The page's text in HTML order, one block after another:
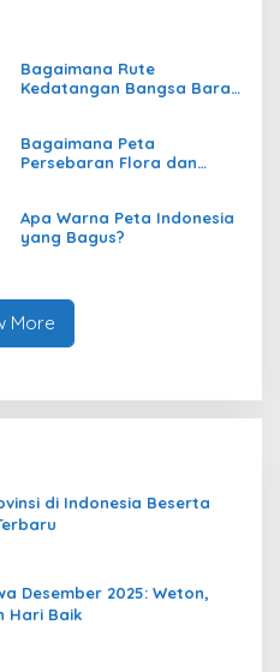
Bagaimana Rute
Kedatangan Bangsa Barat
Bagaimana Peta
Persebaran Flora dan
Apa Warna Peta Indonesia
yang Bagus?
More
di Indonesia Beserta
Desember 2025: Weton,
Hari Baik